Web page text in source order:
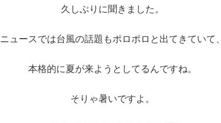
久しぶりに聞きました。
ニュースでは台風の話題もポロポロと出てきていて、
本格的に夏が来ようとしてるんですね。
そりゃ暑いですよ。